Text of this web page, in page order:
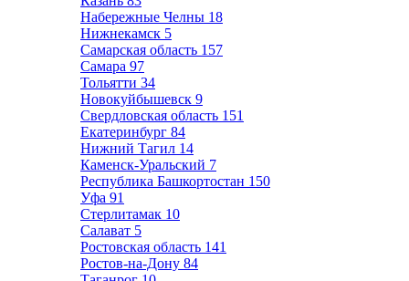
Набережные Челны 18
Нижнекамск 5
Самарская область 157
Самара 97
Тольятти 34
Новокуйбышевск 9
Свердловская область 151
Екатеринбург 84
Нижний Тагил 14
Каменск-Уральский 7
Республика Башкортостан 150
Уфа 91
Стерлитамак 10
Салават 5
Ростовская область 141
Ростов-на-Дону 84